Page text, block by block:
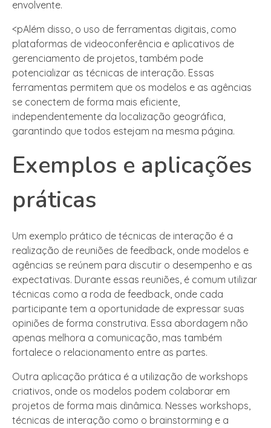
envolvente.
<pAlém disso, o uso de ferramentas digitais, como
plataformas de videoconferência e aplicativos de
gerenciamento de projetos, também pode
potencializar as técnicas de interação. Essas
ferramentas permitem que os modelos e as agências
se conectem de forma mais eficiente,
independentemente da localização geográfica,
garantindo que todos estejam na mesma página.
Exemplos e aplicações
práticas
Um exemplo prático de técnicas de interação é a
realização de reuniões de feedback, onde modelos e
agências se reúnem para discutir o desempenho e as
expectativas. Durante essas reuniões, é comum utilizar
técnicas como a roda de feedback, onde cada
participante tem a oportunidade de expressar suas
opiniões de forma construtiva. Essa abordagem não
apenas melhora a comunicação, mas também
fortalece o relacionamento entre as partes.
Outra aplicação prática é a utilização de workshops
criativos, onde os modelos podem colaborar em
projetos de forma mais dinâmica. Nesses workshops,
técnicas de interação como o brainstorming e a